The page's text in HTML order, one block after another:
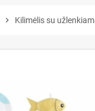
chevron_right Kilimėlis su